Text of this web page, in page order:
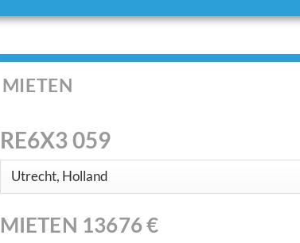
MIETEN
RE6X3 059
MIETEN 13676€